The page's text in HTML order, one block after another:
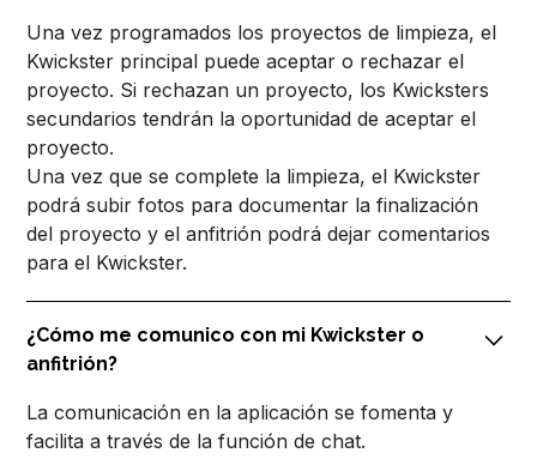
Una vez programados los proyectos de limpieza, el
Kwickster principal puede aceptar o rechazar el
proyecto. Si rechazan un proyecto, los Kwicksters
secundarios tendrán la oportunidad de aceptar el
proyecto.
Una vez que se complete la limpieza, el Kwickster
podrá subir fotos para documentar la finalización
del proyecto y el anfitrión podrá dejar comentarios
para el Kwickster.
¿Cómo me comunico con mi Kwickster o
anfitrión?
La comunicación en la aplicación se fomenta y
facilita a través de la función de chat.